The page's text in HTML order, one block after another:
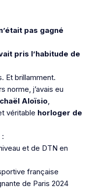
pas gagné
pris l’habitude de
Et brillamment.
norme, j’avais eu
Aloïsio,
véritable horloger de
et de DTN en
française
de Paris 2024